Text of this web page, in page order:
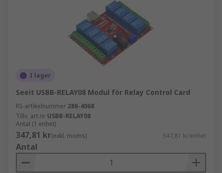
I lager
Seeit USBB-RELAY08 Modul för Relay Control Card
RS-artikelnummer 286-4068
Tillv. art.nr USBB-RELAY08
Antal (1 enhet)
347,81 kr(exkl. moms) 347,81 kr/enhet
Antal